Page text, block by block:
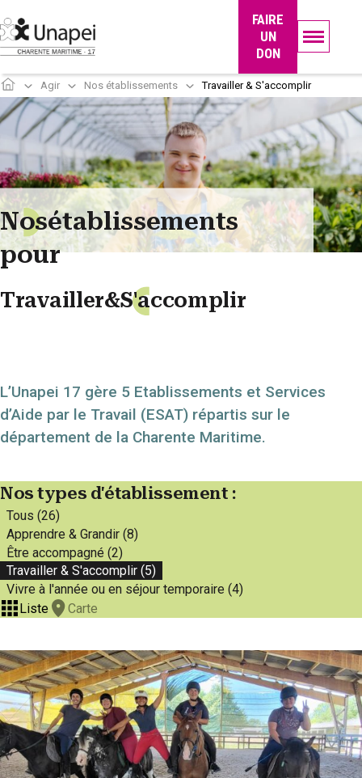
FAIRE
UN
DON
Agir Nos établissements Travailler & S'accomplir
Nosétablissements
pour
Travailler&S'accomplir
L’Unapei 17 gère 5 Etablissements et Services
d’Aide par le Travail (ESAT) répartis sur le
département de la Charente Maritime.
Nos types d'établissement :
Tous (26)
Apprendre & Grandir (8)
Être accompagné (2)
Travailler & S'accomplir (5)
Vivre à l'année ou en séjour temporaire (4)
Liste
Carte